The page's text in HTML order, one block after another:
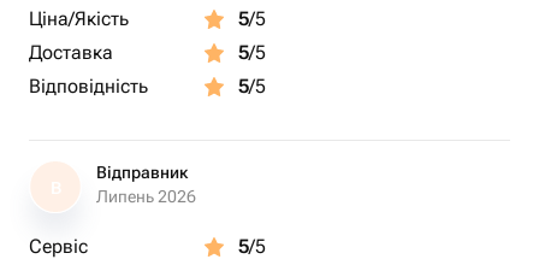
Ціна/Якість
5/5
Доставка
5/5
Відповідність
5/5
В
Відправник
Липень 2026
Сервіс 5/5